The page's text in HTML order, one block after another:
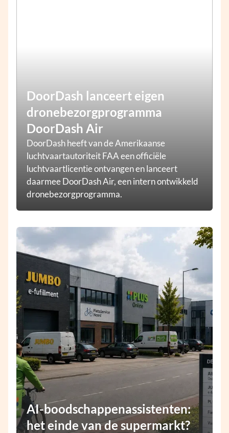
AI-boodschappenassistenten:
het einde van de supermarkt?
DoorDash lanceert eigen
dronebezorgprogramma
DoorDash Air
DoorDash heeft van de Amerikaanse
luchtvaartautoriteit FAA een officiële
luchtvaartlicentie ontvangen en lanceert
daarmee DoorDash Air, een intern ontwikkeld
dronebezorgprogramma.